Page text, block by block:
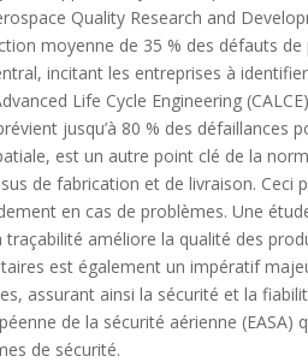
Quality Research and
moyenne de 35 % des défauts de
incitant les entreprises à
Life Cycle Engineering
jusqu’à 80 % des défaillances
est un autre point clé de la
de fabrication et de livraison. Ceci
en cas de problèmes. Une
améliore la qualité des
est également un impératif
assurant ainsi la sécurité et la
de la sécurité aérienne (EASA)
de sécurité.